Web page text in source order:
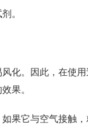
。
化。因此，在使
果。
果它与空气接触，